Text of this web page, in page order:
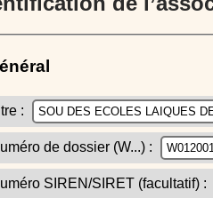
:
de dossier (W...) :
SIREN/SIRET (facultatif) :